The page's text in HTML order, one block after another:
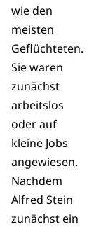
wie den
meisten
Geflüchteten.
Sie waren
zunächst
arbeitslos
oder auf
kleine Jobs
angewiesen.
Nachdem
Alfred Stein
zunächst ein